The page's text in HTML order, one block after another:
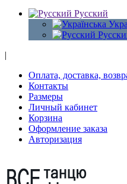
Русский
|
Оплата, доставка,
Контакты
Размеры
Личный кабинет
Корзина
Оформление заказа
Авторизация